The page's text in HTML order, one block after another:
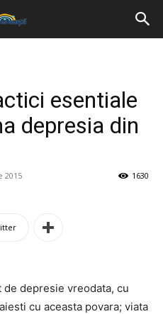
esentiale
depresia din
2015 1630
depresie vreodata, cu
cu aceasta povara; viata